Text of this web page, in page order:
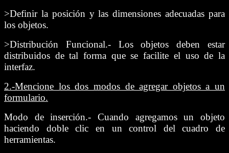
>Definir la posición y las dimensiones adecuadas para
los objetos.
>Distribución Funcional.- Los objetos deben estar
distribuidos de tal forma que se facilite el uso de la
interfaz.
2.-Mencione los dos modos de agregar objetos a un
formulario.
Modo de inserción.- Cuando agregamos un objeto
haciendo doble clic en un control del cuadro de
herramientas.